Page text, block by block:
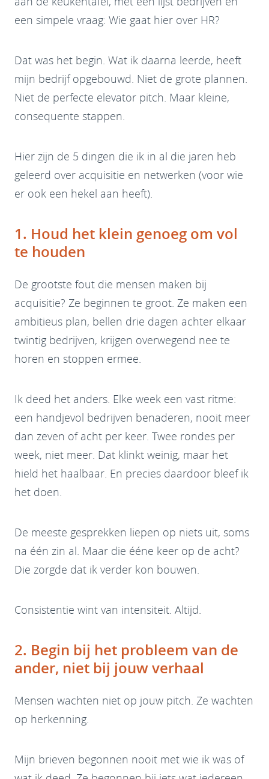
een simpele vraag: Wie gaat hier over HR?
Dat was het begin. Wat ik daarna leerde, heeft
mijn bedrijf opgebouwd. Niet de grote plannen.
Niet de perfecte elevator pitch. Maar kleine,
consequente stappen.
Hier zijn de 5 dingen die ik in al die jaren heb
geleerd over acquisitie en netwerken (voor wie
er ook een hekel aan heeft).
1. Houd het klein genoeg om vol
te houden
De grootste fout die mensen maken bij
acquisitie? Ze beginnen te groot. Ze maken een
ambitieus plan, bellen drie dagen achter elkaar
twintig bedrijven, krijgen overwegend nee te
horen en stoppen ermee.
Ik deed het anders. Elke week een vast ritme:
een handjevol bedrijven benaderen, nooit meer
dan zeven of acht per keer. Twee rondes per
week, niet meer. Dat klinkt weinig, maar het
hield het haalbaar. En precies daardoor bleef ik
het doen.
De meeste gesprekken liepen op niets uit, soms
na één zin al. Maar die ééne keer op de acht?
Die zorgde dat ik verder kon bouwen.
Consistentie wint van intensiteit. Altijd.
2. Begin bij het probleem van de
ander, niet bij jouw verhaal
Mensen wachten niet op jouw pitch. Ze wachten
op herkenning.
Mijn brieven begonnen nooit met wie ik was of